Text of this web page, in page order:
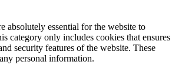
absolutely essential for the website to
category only includes cookies that ensures
security features of the website. These
personal information.